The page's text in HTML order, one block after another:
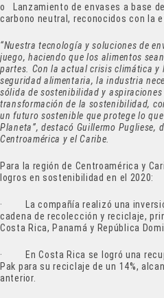
o Lanzamiento de envases a base
carbono neutral, reconocidos con la
“Nuestra tecnología y soluciones de
juego, haciendo que los alimentos
partes. Con la actual crisis climática y
seguridad alimentaria, la industria
sólida de sostenibilidad y
transformación de la sostenibilidad,
un futuro sostenible que protege lo
Planeta”, destacó Guillermo Pugliese,
Centroamérica y el Caribe.
Para la región de Centroamérica y
logros en sostenibilidad en el 2020:
· La compañía realizó una
cadena de recolección y reciclaje,
Costa Rica, Panamá y República
· En Costa Rica se logró una
Pak para su reciclaje de un 14%,
anterior.